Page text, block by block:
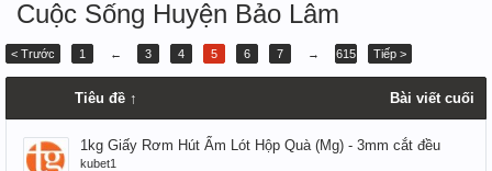
Cuộc Sống Huyện Bảo Lâm
< Trước 1 ← 3 4 5 6 7 → 615 Tiếp >
Tiêu đề ↑ Bài viết cuối
1kg Giấy Rơm Hút Ẩm Lót Hộp Quà (Mg) - 3mm cắt đều
kubet1